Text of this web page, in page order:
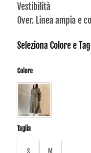
Vestibilità
Over. Linea ampia e
Seleziona Colore e
Colore
Taglia
S M